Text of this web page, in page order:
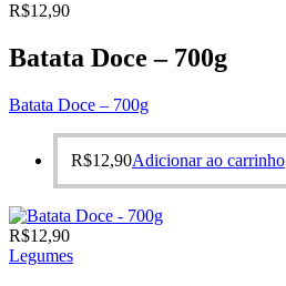
R$12,90
Batata Doce – 700g
Batata Doce – 700g
R$12,90Adicionar ao carrinho
R$12,90
Legumes